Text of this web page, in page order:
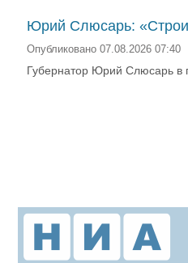
Юрий Слюсарь:
Опубликовано 07.08.2026 07:40
Губернатор Юрий Слюсарь в